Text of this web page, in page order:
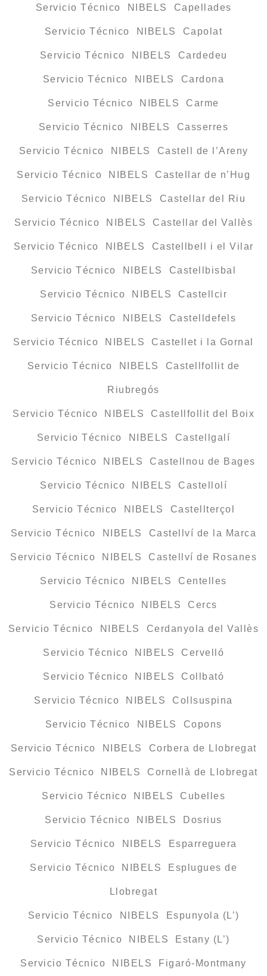
Servicio Técnico NIBELS Capellades
Servicio Técnico NIBELS Capolat
Servicio Técnico NIBELS Cardedeu
Servicio Técnico NIBELS Cardona
Servicio Técnico NIBELS Carme
Servicio Técnico NIBELS Casserres
Servicio Técnico NIBELS Castell de l’Areny
Servicio Técnico NIBELS Castellar de n’Hug
Servicio Técnico NIBELS Castellar del Riu
Servicio Técnico NIBELS Castellar del Vallès
Servicio Técnico NIBELS Castellbell i el Vilar
Servicio Técnico NIBELS Castellbisbal
Servicio Técnico NIBELS Castellcir
Servicio Técnico NIBELS Castelldefels
Servicio Técnico NIBELS Castellet i la Gornal
Servicio Técnico NIBELS Castellfollit de
Riubregós
Servicio Técnico NIBELS Castellfollit del Boix
Servicio Técnico NIBELS Castellgalí
Servicio Técnico NIBELS Castellnou de Bages
Servicio Técnico NIBELS Castellolí
Servicio Técnico NIBELS Castellterçol
Servicio Técnico NIBELS Castellví de la Marca
Servicio Técnico NIBELS Castellví de Rosanes
Servicio Técnico NIBELS Centelles
Servicio Técnico NIBELS Cercs
Servicio Técnico NIBELS Cerdanyola del Vallès
Servicio Técnico NIBELS Cervelló
Servicio Técnico NIBELS Collbató
Servicio Técnico NIBELS Collsuspina
Servicio Técnico NIBELS Copons
Servicio Técnico NIBELS Corbera de Llobregat
Servicio Técnico NIBELS Cornellà de Llobregat
Servicio Técnico NIBELS Cubelles
Servicio Técnico NIBELS Dosrius
Servicio Técnico NIBELS Esparreguera
Servicio Técnico NIBELS Esplugues de
Llobregat
Servicio Técnico NIBELS Espunyola (L’)
Servicio Técnico NIBELS Estany (L’)
Servicio Técnico NIBELS Figaró-Montmany